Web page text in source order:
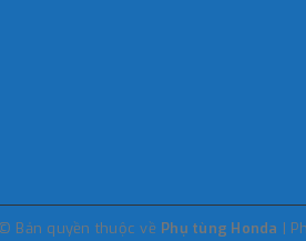
© Bản quyền thuộc về Phụ tùng Honda